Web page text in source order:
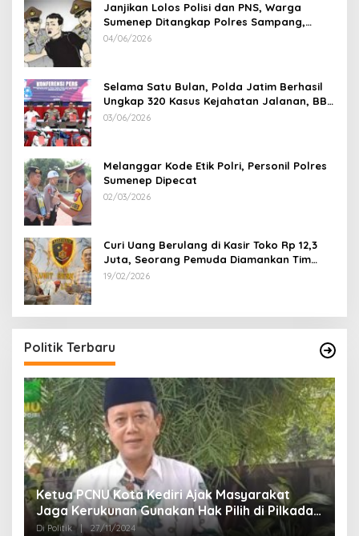
Janjikan Lolos Polisi dan PNS, Warga
Sumenep Ditangkap Polres Sampang,
Korban Rugi Rp 600 juta
04/06/2026
Selama Satu Bulan, Polda Jatim Berhasil
Ungkap 320 Kasus Kejahatan Jalanan, BB
100 Sepeda Motor dan 12 Mobil Diamankan
03/06/2026
Melanggar Kode Etik Polri, Personil Polres
Sumenep Dipecat
02/03/2026
Curi Uang Berulang di Kasir Toko Rp 12,3
Juta, Seorang Pemuda Diamankan Tim
Reskrim Polsek Lenteng Sumenep
19/02/2026
Politik Terbaru
Ketua PCNU Kota Kediri Ajak Masyarakat
Jaga Kerukunan Gunakan Hak Pilih di Pilkada
2024
Di Politik | 27/11/2024